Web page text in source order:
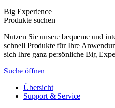
Big Experience
Produkte suchen
Nutzen Sie unsere bequeme und
schnell Produkte für Ihre
sich Ihre ganz persönliche Big
Suche öffnen
Übersicht
Support & Service